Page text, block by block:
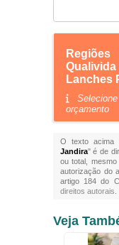
Lanches
orçamento
O texto acima
Jandira" é de
ou total,
autorização do
artigo 184 do
direitos autorais
Veja